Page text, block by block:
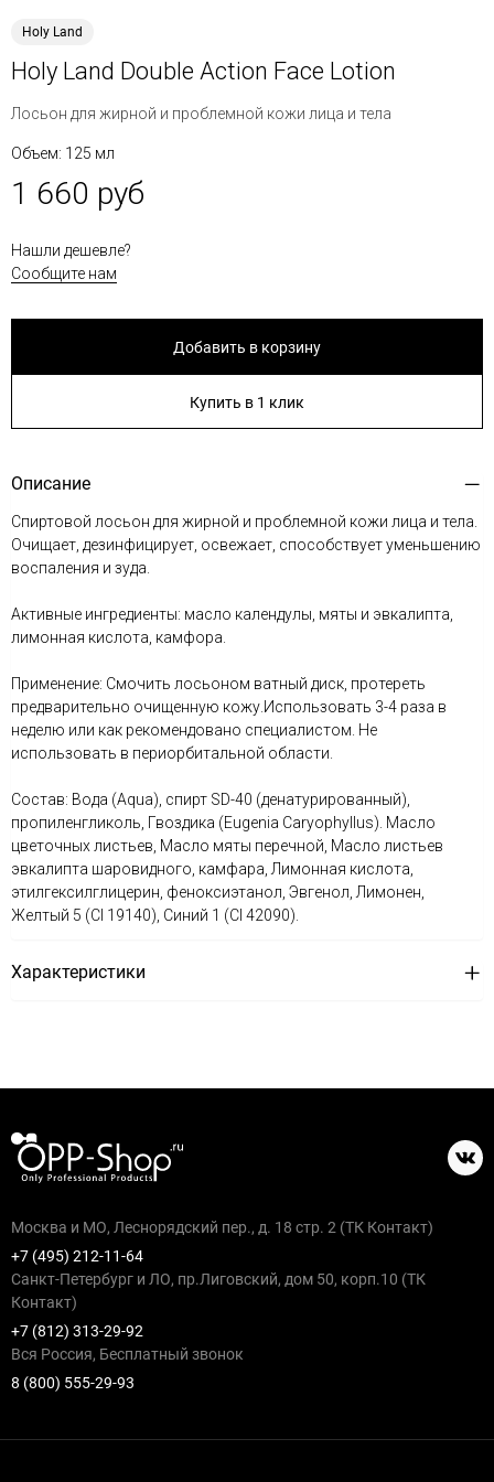
Holy Land
Holy Land Double Action Face Lotion
Лосьон для жирной и проблемной кожи лица и тела
Объем: 125 мл
1 660 руб
Нашли дешевле?
Сообщите нам
Добавить в корзину
Купить в 1 клик
Описание
Спиртовой лосьон для жирной и проблемной кожи лица и тела.
Очищает, дезинфицирует, освежает, способствует уменьшению
воспаления и зуда.
Активные ингредиенты: масло календулы, мяты и эвкалипта,
лимонная кислота, камфора.
Применение: Cмочить лосьоном ватный диск, протереть
предварительно очищенную кожу.Использовать 3-4 раза в
неделю или как рекомендовано специалистом. Не
использовать в периорбитальной области.
Состав: Вода (Aqua), спирт SD-40 (денатурированный),
пропиленгликоль, Гвоздика (Eugenia Caryophyllus). Масло
цветочных листьев, Масло мяты перечной, Масло листьев
эвкалипта шаровидного, камфара, Лимонная кислота,
этилгексилглицерин, феноксиэтанол, Эвгенол, Лимонен,
Желтый 5 (CI 19140), Синий 1 (CI 42090).
Характеристики
Москва и МО, Леснорядский пер., д. 18 стр. 2 (ТК Контакт)
+7 (495) 212-11-64
Санкт-Петербург и ЛО, пр.Лиговский, дом 50, корп.10 (ТК
Контакт)
+7 (812) 313-29-92
Вся Россия, Бесплатный звонок
8 (800) 555-29-93